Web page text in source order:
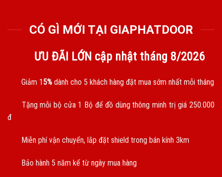
CÓ GÌ MỚI TẠI GIAPHATDOOR
ƯU ĐÃI LỚN cập nhật tháng 8/2026
Giảm 1 5% dành cho 5 khách hàng đặt mua sớm nhất mỗi tháng
Tặng mỗi bộ cửa 1 Bộ để đồ dùng thông minh trị giá 250.000
đ
Miễn phí vận chuyển, lắp đặt shield trong bán kính 3km
Bảo hành 5 năm kể từ ngày mua hàng